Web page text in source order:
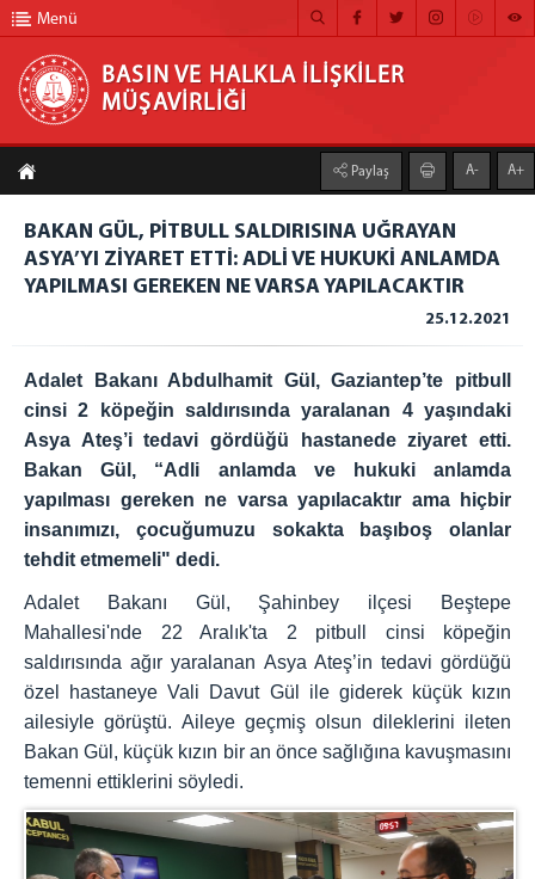
BASIN VE HALKLA İLİŞKİLER MÜŞAVİRLİĞİ
ANA SAYFA
MÜŞAVİRLİĞİMİZ
HABER ARŞİVİ
GÖRÜNTÜLÜ HABER
İLETİŞİM
Menü
BASIN VE HALKLA İLİŞKİLER
MÜŞAVİRLİĞİ
Paylaş A- A+
BAKAN GÜL, PİTBULL SALDIRISINA UĞRAYAN
ASYA’YI ZİYARET ETTİ: ADLİ VE HUKUKİ ANLAMDA
YAPILMASI GEREKEN NE VARSA YAPILACAKTIR
25.12.2021
Adalet Bakanı Abdulhamit Gül, Gaziantep’te pitbull
cinsi 2 köpeğin saldırısında yaralanan 4 yaşındaki
Asya Ateş’i tedavi gördüğü hastanede ziyaret etti.
Bakan Gül, “Adli anlamda ve hukuki anlamda
yapılması gereken ne varsa yapılacaktır ama hiçbir
insanımızı, çocuğumuzu sokakta başıboş olanlar
tehdit etmemeli" dedi.
Adalet Bakanı Gül, Şahinbey ilçesi Beştepe
Mahallesi'nde 22 Aralık'ta 2 pitbull cinsi köpeğin
saldırısında ağır yaralanan Asya Ateş’in tedavi gördüğü
özel hastaneye Vali Davut Gül ile giderek küçük kızın
ailesiyle görüştü. Aileye geçmiş olsun dileklerini ileten
Bakan Gül, küçük kızın bir an önce sağlığına kavuşmasını
temenni ettiklerini söyledi.